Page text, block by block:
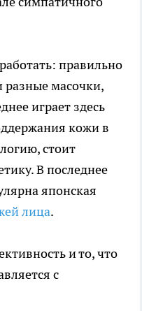
правильно
разные масочки,
играет здесь
кожи в
стоит
В последнее
японская
лица.
и то, что
с